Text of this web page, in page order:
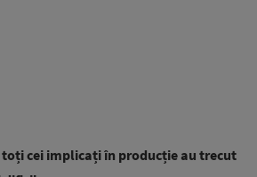
cei implicați în producție au trecut